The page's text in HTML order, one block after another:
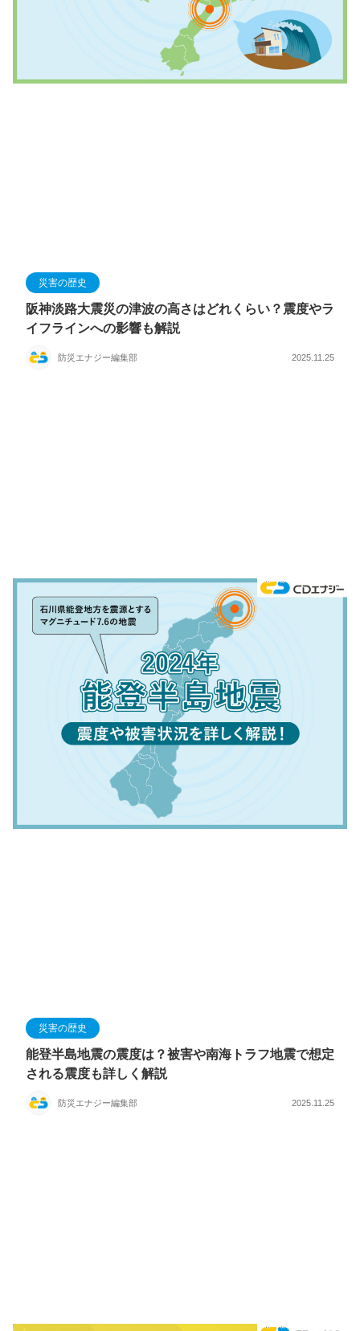
災害の歴史
阪神淡路大震災の津波の高さはどれくらい？震度やラ
イフラインへの影響も解説
防災エナジー編集部 2025.11.25
災害の歴史
能登半島地震の震度は？被害や南海トラフ地震で想定
される震度も詳しく解説
防災エナジー編集部 2025.11.25